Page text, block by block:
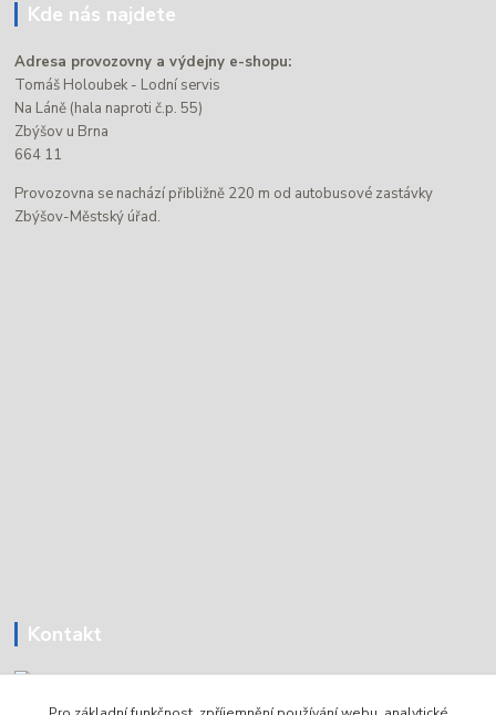
Kde nás najdete
Adresa provozovny a výdejny e-shopu:
Tomáš Holoubek - Lodní servis
Na Láně (hala naproti č.p. 55)
Zbýšov u Brna
664 11
Provozovna se nachází přibližně 220 m od autobusové zastávky
Zbýšov-Městský úřad.
Kontakt